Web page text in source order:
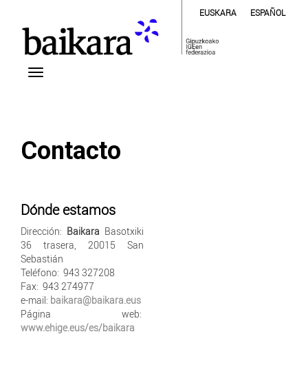
EUSKARA ESPAÑOL
Contacto
Dónde estamos
Dirección: Baikara Basotxiki
36 trasera, 20015 San
Sebastián
Teléfono: 943 327208
Fax: 943 274977
e-mail: baikara@baikara.eus
Página web:
www.ehige.eus/es/baikara